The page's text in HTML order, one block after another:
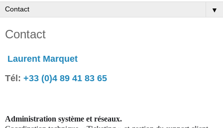
▼
Contact
Laurent Marquet
Tél: +33 (0)4 89 41 83 65
Administration système et réseaux.